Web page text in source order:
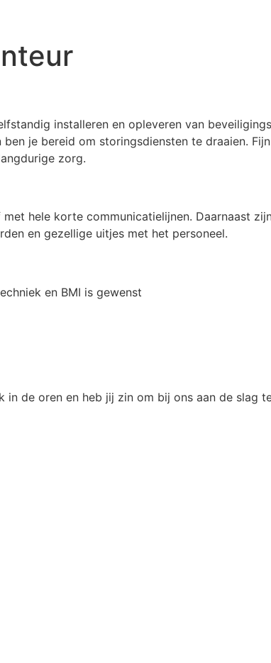
installeren en opleveren van
je bereid om storingsdiensten te draaien.
zorg.
hele korte communicatielijnen. Daarnaast
en gezellige uitjes met het personeel.
en BMI is gewenst
de oren en heb jij zin om bij ons aan de